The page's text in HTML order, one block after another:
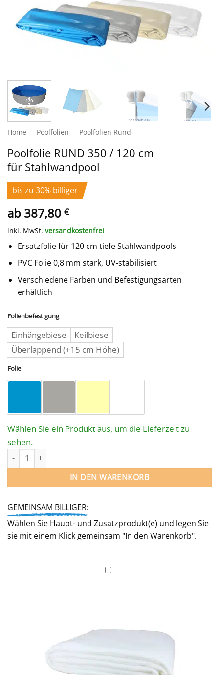
Home - Poolfolien - Poolfolien Rund
Poolfolie RUND 350 / 120 cm
für Stahlwandpool
bis zu 30% billiger
ab 387,80 €
inkl. MwSt. versandkostenfrei
Ersatzfolie für 120 cm tiefe Stahlwandpools
PVC Folie 0,8 mm stark, UV-stabilisiert
Verschiedene Farben und Befestigungsarten
erhältlich
Folienbefestigung
Einhängebiese
Keilbiese
Überlappend (+15 cm Höhe)
Folie
Wählen Sie ein Produkt aus, um die Lieferzeit zu
sehen.
Poolfolie RUND 350 / 120 cm für Stahlwandpool Menge
IN DEN WARENKORB
GEMEINSAM BILLIGER:
Wählen Sie Haupt- und Zusatzprodukt(e) und legen Sie
sie mit einem Klick gemeinsam "In den Warenkorb".
Unterlegvlies